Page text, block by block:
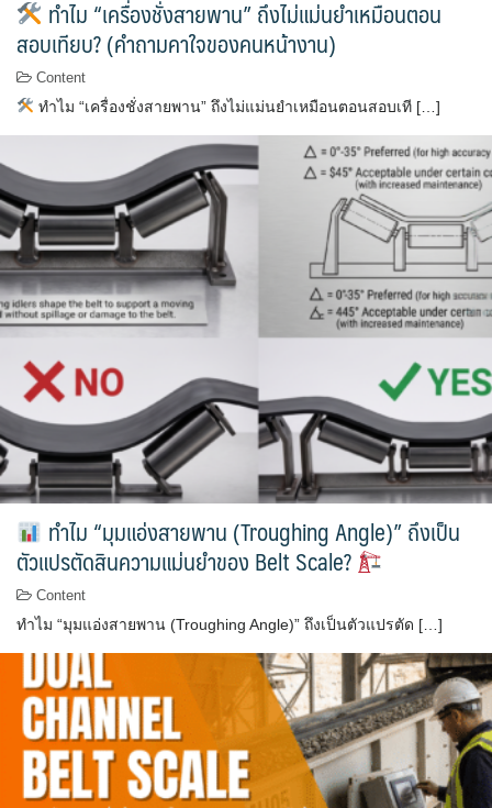
ทำไม “เครื่องชั่งสายพาน” ถึงไม่แม่นยำเหมือนตอน
สอบเทียบ? (คำถามคาใจของคนหน้างาน)
Content
ทำไม “เครื่องชั่งสายพาน” ถึงไม่แม่นยำเหมือนตอนสอบเที […]
ทำไม “มุมแอ่งสายพาน (Troughing Angle)” ถึงเป็น
ตัวแปรตัดสินความแม่นยำของ Belt Scale?
Content
ทำไม “มุมแอ่งสายพาน (Troughing Angle)” ถึงเป็นตัวแปรตัด […]